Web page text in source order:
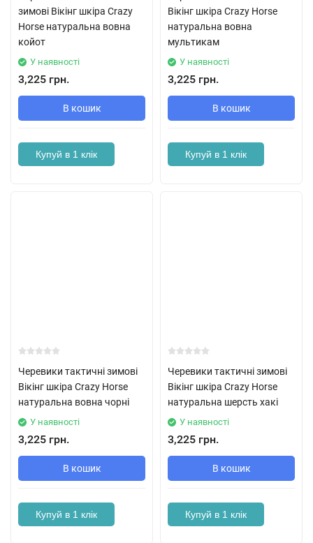
зимові Вікінг шкіра Crazy
Horse натуральна вовна
койот
У наявності
3,225 грн.
В кошик
Купуй в 1 клік
Вікінг шкіра Crazy Horse
натуральна вовна
мультикам
У наявності
3,225 грн.
В кошик
Купуй в 1 клік
Черевики тактичні зимові
Вікінг шкіра Crazy Horse
натуральна вовна чорні
У наявності
3,225 грн.
В кошик
Купуй в 1 клік
Черевики тактичні зимові
Вікінг шкіра Crazy Horse
натуральна шерсть хакі
У наявності
3,225 грн.
В кошик
Купуй в 1 клік